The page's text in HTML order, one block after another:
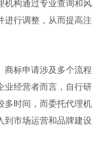
机构通过专业查询和风
进行调整，从而提高注
商标申请涉及多个流程
业经营者而言，自行研
多时间，而委托代理机
到市场运营和品牌建设